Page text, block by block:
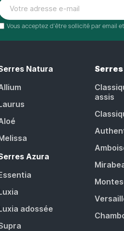
Vous acceptez d'être sollicité par email
Natura
Azura
adossée
assis